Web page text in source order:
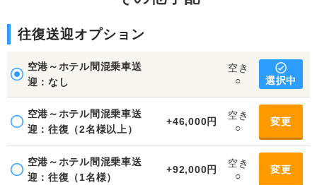
往復送迎オプション
空港～ホテル間混乗車送
迎：なし
空き
○
選択中
空港～ホテル間混乗車送
迎：往復（2名様以上）
+46,000円
空き
○
変更
空港～ホテル間混乗車送
迎：往復（1名様）
+92,000円
空き
○
変更